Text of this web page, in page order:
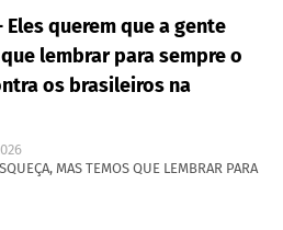
querem que a gente
lembrar para sempre o
os brasileiros na
MAS TEMOS QUE LEMBRAR PARA